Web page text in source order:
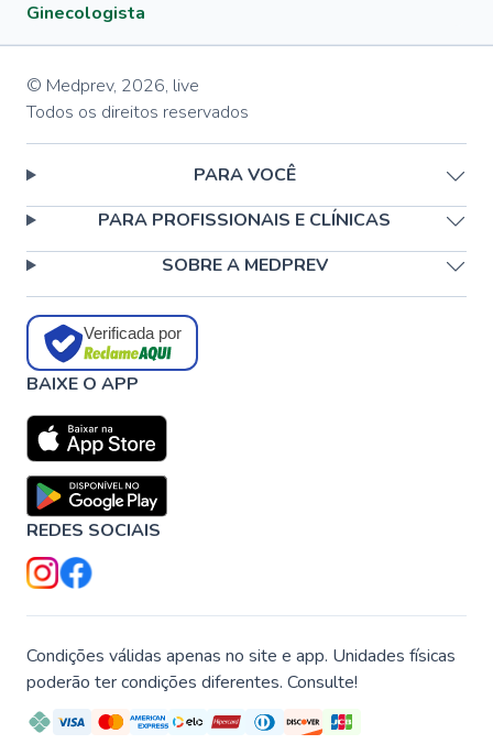
Ginecologista
© Medprev, 2026, live
Todos os direitos reservados
PARA VOCÊ
PARA PROFISSIONAIS E CLÍNICAS
SOBRE A MEDPREV
Verificada por
BAIXE O APP
REDES SOCIAIS
Condições válidas apenas no site e app. Unidades físicas
poderão ter condições diferentes. Consulte!